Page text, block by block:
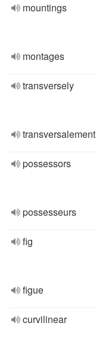
mountings
montages
transversely
transversalement
possessors
possesseurs
fig
figue
curvilinear